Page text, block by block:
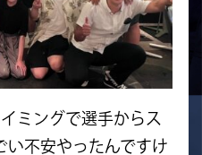
ミングで選手からス
い不安やったんですけ